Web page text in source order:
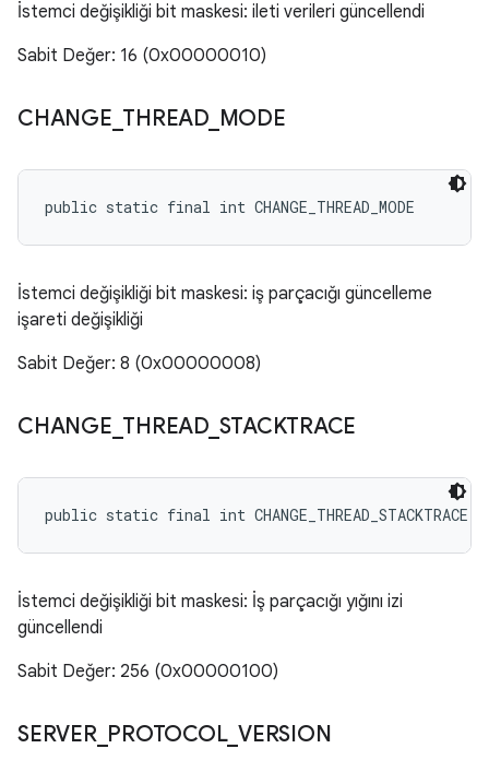
İstemci değişikliği bit maskesi: ileti verileri güncellendi
Sabit Değer: 16 (0x00000010)
CHANGE THREAD_ MODE
public static final int CHANGE_THREAD_MODE
İstemci değişikliği bit maskesi: iş parçacığı güncelleme
işareti değişikliği
Sabit Değer: 8 (0x00000008)
CHANGE THREAD_ STACKTRACE
public static final int CHANGE_THREAD_STACKTRACE
İstemci değişikliği bit maskesi: İş parçacığı yığını izi
güncellendi
Sabit Değer: 256 (0x00000100)
SERVER_ PROTOCOL_ VERSION